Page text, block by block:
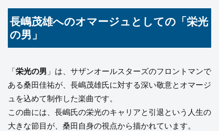
長嶋茂雄へのオマージュとしての「栄光
の男」
「 栄光の男 」は、サザンオールスターズのフロントマンで
ある桑田佳祐が、長嶋茂雄氏に対する深い敬意とオマージ
ュを込めて制作した楽曲です。
この曲には、長嶋氏の栄光のキャリアと引退という人生の
大きな節目が、桑田自身の視点から描かれています。